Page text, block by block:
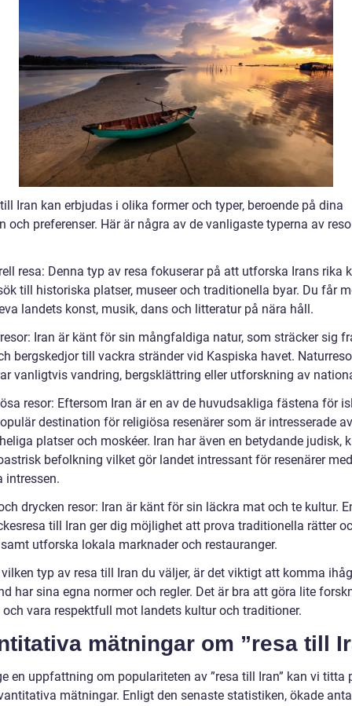
Iran kan erbjudas i olika former och typer, beroende på dina
och preferenser. Här är några av de vanligaste typerna av
resa: Denna typ av resa fokuserar på att utforska Irans rika
till historiska platser, museer och traditionella byar. Du får
landets konst, musik, dans och litteratur på nära håll.
Iran är känt för sin mångfaldiga natur, som sträcker sig
bergskedjor till vackra stränder vid Kaspiska havet.
vanligtvis vandring, bergsklättring eller utforskning av
resor: Eftersom Iran är en av de huvudsakliga fästena för
destination för religiösa resenärer som är intresserade
platser och moskéer. Iran har även en betydande judisk,
befolkning vilket gör landet intressant för resenärer
intressen.
drycken resor: Iran är känt för sin läckra mat och te kultur.
till Iran ger dig möjlighet att prova traditionella rätter
samt utforska lokala marknader och restauranger.
typ av resa till Iran du väljer, är det viktigt att komma
har sina egna normer och regler. Det är bra att göra lite
vara respektfull mot landets kultur och traditioner.
mätningar om ”resa till
en uppfattning om populariteten av ”resa till Iran” kan vi titta
mätningar. Enligt den senaste statistiken, ökade